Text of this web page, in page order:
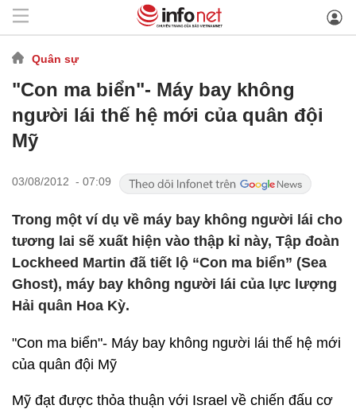
Quân sự
"Con ma biển"- Máy bay không
người lái thế hệ mới của quân đội
Mỹ
03/08/2012 - 07:09
Trong một ví dụ về máy bay không người lái cho
tương lai sẽ xuất hiện vào thập kỉ này, Tập đoàn
Lockheed Martin đã tiết lộ “Con ma biển” (Sea
Ghost), máy bay không người lái của lực lượng
Hải quân Hoa Kỳ.
"Con ma biển"- Máy bay không người lái thế hệ mới
của quân đội Mỹ
Mỹ đạt được thỏa thuận với Israel về chiến đấu cơ